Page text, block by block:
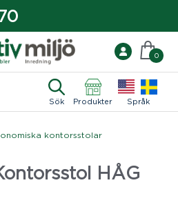
Sök Produkter Språk
0
kontorsstolar
HÅG